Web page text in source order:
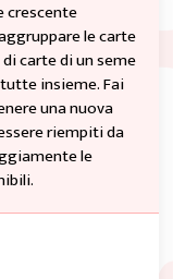
crescente
le carte
carte di un seme
insieme. Fai
una nuova
riempiti da
le